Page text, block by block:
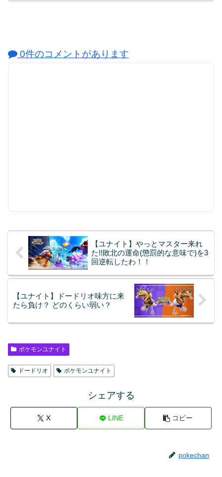
0件のコメントがあります
【ユナイト】やっとマスター来れ
た!!敗北の運命(懲罰的な意味で)を3
回逆転したわ！！
【ユナイト】ドードリオ味方に来
たら負け？ どのくらい弱い？
ポケモンユナイト
ドードリオ ポケモンユナイト
シェアする
X LINE コピー
pokechan